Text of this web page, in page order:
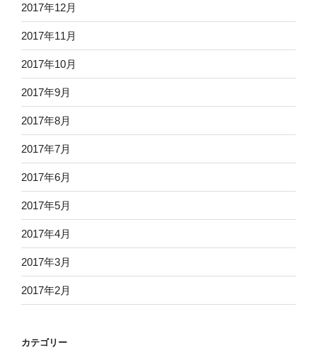
2017年12月
2017年11月
2017年10月
2017年9月
2017年8月
2017年7月
2017年6月
2017年5月
2017年4月
2017年3月
2017年2月
カテゴリー